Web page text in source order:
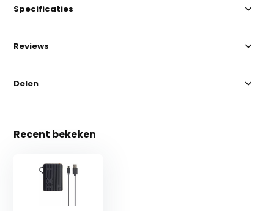
Specificaties
Reviews
Delen
Recent bekeken